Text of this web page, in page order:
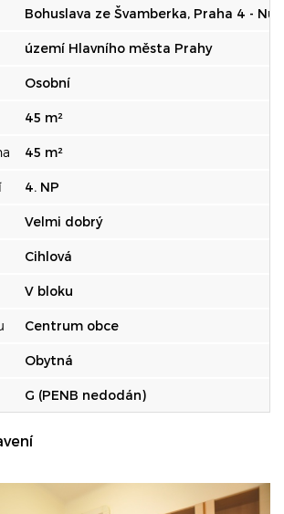
Bohuslava ze Švamberka, Praha 4 -
území Hlavního města Prahy
Osobní
45 m²
45 m²
4. NP
Velmi dobrý
Cihlová
V bloku
Centrum obce
Obytná
G (PENB nedodán)